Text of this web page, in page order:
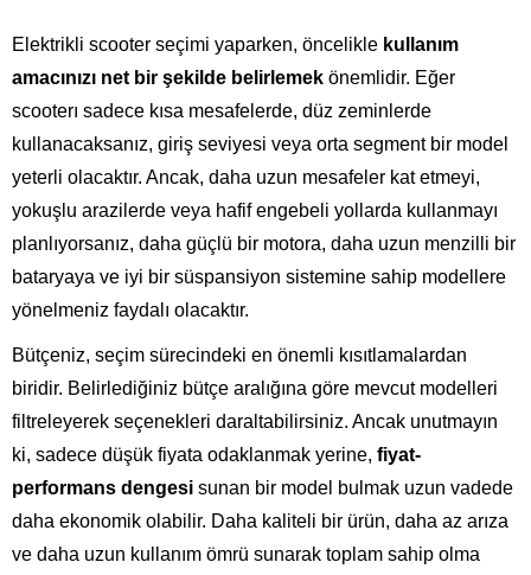
Elektrikli scooter seçimi yaparken, öncelikle kullanım
amacınızı net bir şekilde belirlemek önemlidir. Eğer
scooterı sadece kısa mesafelerde, düz zeminlerde
kullanacaksanız, giriş seviyesi veya orta segment bir model
yeterli olacaktır. Ancak, daha uzun mesafeler kat etmeyi,
yokuşlu arazilerde veya hafif engebeli yollarda kullanmayı
planlıyorsanız, daha güçlü bir motora, daha uzun menzilli bir
bataryaya ve iyi bir süspansiyon sistemine sahip modellere
yönelmeniz faydalı olacaktır.
Bütçeniz, seçim sürecindeki en önemli kısıtlamalardan
biridir. Belirlediğiniz bütçe aralığına göre mevcut modelleri
filtreleyerek seçenekleri daraltabilirsiniz. Ancak unutmayın
ki, sadece düşük fiyata odaklanmak yerine, fiyat-
performans dengesi sunan bir model bulmak uzun vadede
daha ekonomik olabilir. Daha kaliteli bir ürün, daha az arıza
ve daha uzun kullanım ömrü sunarak toplam sahip olma